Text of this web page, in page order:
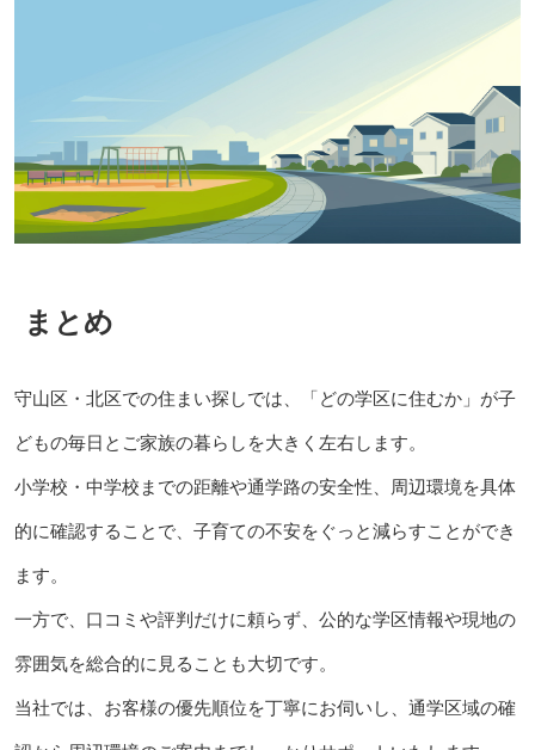
まとめ
守山区・北区での住まい探しでは、「どの学区に住むか」が子
どもの毎日とご家族の暮らしを大きく左右します。
小学校・中学校までの距離や通学路の安全性、周辺環境を具体
的に確認することで、子育ての不安をぐっと減らすことができ
ます。
一方で、口コミや評判だけに頼らず、公的な学区情報や現地の
雰囲気を総合的に見ることも大切です。
当社では、お客様の優先順位を丁寧にお伺いし、通学区域の確